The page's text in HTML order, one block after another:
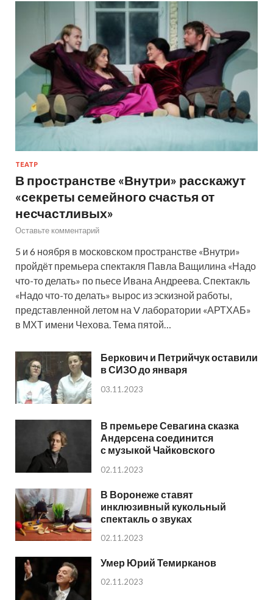
ТЕАТР
В пространстве «Внутри» расскажут
«секреты семейного счастья от
несчастливых»
Оставьте комментарий
5 и 6 ноября в московском пространстве «Внутри»
пройдёт премьера спектакля Павла Ващилина «Надо
что-то делать» по пьесе Ивана Андреева. Спектакль
«Надо что-то делать» вырос из эскизной работы,
представленной летом на V лаборатории «АРТХАБ»
в МХТ имени Чехова. Тема пятой…
Беркович и Петрийчук оставили
в СИЗО до января
03.11.2023
В премьере Севагина сказка
Андерсена соединится
с музыкой Чайковского
02.11.2023
В Воронеже ставят
инклюзивный кукольный
спектакль о звуках
02.11.2023
Умер Юрий Темирканов
02.11.2023